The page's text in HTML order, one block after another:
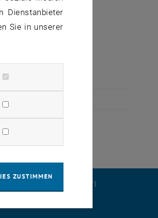
(PDF)
Dienstanbieter
Sie in unserer
ZUSTIMMEN